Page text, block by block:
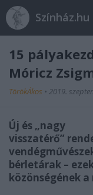
Színház.hu
15
Móricz
TörökÁkos • 2019.
Új és „nagy
visszatérő”
bérletárak –
közönségének